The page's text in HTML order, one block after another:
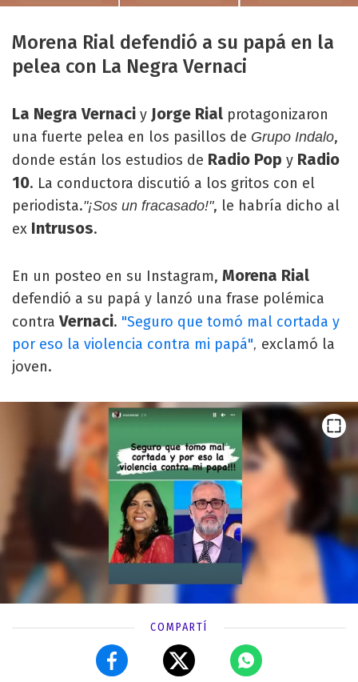
Morena Rial defendió a su papá en la
pelea con La Negra Vernaci
La Negra Vernaci y Jorge Rial protagonizaron
una fuerte pelea en los pasillos de Grupo Indalo,
donde están los estudios de Radio Pop y Radio
10. La conductora discutió a los gritos con el
periodista."¡Sos un fracasado!", le habría dicho al
ex Intrusos.
En un posteo en su Instagram, Morena Rial
defendió a su papá y lanzó una frase polémica
contraVernaci. "Seguro que tomó mal cortada y
por eso la violencia contra mi papá", exclamó la
joven.
COMPARTÍ